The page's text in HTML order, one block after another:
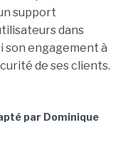
support
dans
engagement à
de ses clients.
par Dominique